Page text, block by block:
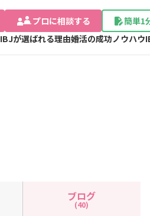
プロに相談する
簡単1
IBJが選ばれる理由婚活の成功ノウハウ
ブログ
(40)